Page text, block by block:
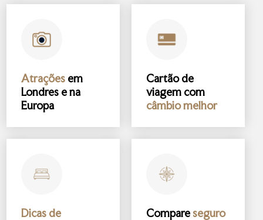
Atrações em
Londres e na
Europa
Cartão de
viagem com
câmbio melhor
Dicas de
Compareseguro